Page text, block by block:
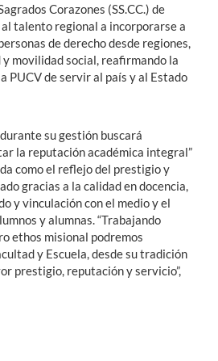
Corazones (SS.CC.) de
talento regional a incorporarse a
de derecho desde regiones,
movilidad social, reafirmando la
PUCV de servir al país y al Estado
su gestión buscará
la reputación académica integral”
como el reflejo del prestigio y
gracias a la calidad en docencia,
y vinculación con el medio y el
y alumnas. “Trabajando
ethos misional podremos
y Escuela, desde su tradición
prestigio, reputación y servicio”,